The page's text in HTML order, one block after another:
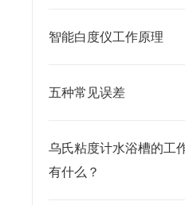
智能白度仪工作原理
五种常见误差
乌氏粘度计水浴槽的工
有什么？